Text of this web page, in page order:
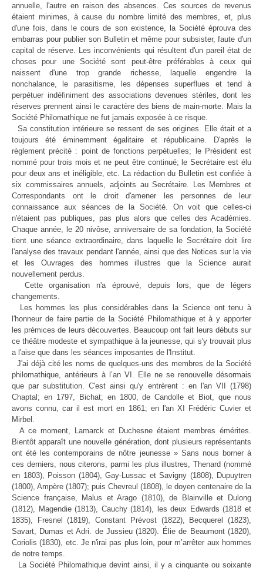
annuelle, l'autre en raison des absences. Ces sources de revenus
étaient minimes, à cause du nombre limité des membres, et, plus
d'une fois, dans le cours de son existence, la Société éprouva des
embarras pour publier son Bulletin et même pour subsister, faute d'un
capital de réserve. Les inconvénients qui résultent d'un pareil état de
choses pour une Société sont peut-être préférables à ceux qui
naissent d'une trop grande richesse, laquelle engendre la
nonchalance, le parasitisme, les dépenses superflues et tend à
perpétuer indéfiniment des associations devenues stériles, dont les
réserves prennent ainsi le caractère des biens de main-morte. Mais la
Société Philomathique ne fut jamais exposée à ce risque.
Sa constitution intérieure se ressent de ses origines. Elle était et a
toujours été éminemment égalitaire et républicaine. D'après le
règlement précité : point de fonctions perpétuelles; le Président est
nommé pour trois mois et ne peut être continué; le Secrétaire est élu
pour deux ans et inéligible, etc. La rédaction du Bulletin est confiée à
six commissaires annuels, adjoints au Secrétaire. Les Membres et
Correspondants ont le droit d'amener les personnes de leur
connaissance aux séances de la Société. On voit que celles-ci
n'étaient pas publiques, pas plus alors que celles des Académies.
Chaque année, le 20 nivôse, anniversaire de sa fondation, la Société
tient une séance extraordinaire, dans laquelle le Secrétaire doit lire
l'analyse des travaux pendant l'année, ainsi que des Notices sur la vie
et les Ouvrages des hommes illustres que la Science aurait
nouvellement perdus.
Cette organisation n'a éprouvé, depuis lors, que de légers
changements.
Les hommes les plus considérables dans la Science ont tenu à
l'honneur de faire partie de la Société Philomathique et à y apporter
les prémices de leurs découvertes. Beaucoup ont fait leurs débuts sur
ce théâtre modeste et sympathique à la jeunesse, qui s'y trouvait plus
a l'aise que dans les séances imposantes de l'Institut.
J'ai déjà cité les noms de quelques-uns des membres de la Société
philomathique, antérieurs à l’an VI. Elle ne se renouvelle désormais
que par substitution. C'est ainsi qu'y entrèrent : en l'an VII (1798)
Chaptal; en 1797, Bichat; en 1800, de Candolle et Biot, que nous
avons connu, car il est mort en 1861; en l'an XI Frédéric Cuvier et
Mirbel.
A ce moment, Lamarck et Duchesne étaient membres émérites.
Bientôt apparaît une nouvelle génération, dont plusieurs représentants
ont été les contemporains de nôtre jeunesse » Sans nous borner à
ces derniers, nous citerons, parmi les plus illustres, Thenard (nommé
en 1803), Poisson (1804), Gay-Lussac et Savigny (1808), Dupuytren
(1800), Ampère (1807); puis Chevreul (1808), le doyen centenaire de la
Science française, Malus et Arago (1810), de Blainville et Dulong
(1812), Magendie (1813), Cauchy (1814), les deux Edwards (1818 et
1835), Fresnel (1819), Constant Prévost (1822), Becquerel (1823),
Savart, Dumas et Adri. de Jussieu (1820). Élie de Beaumont (1820),
Coriolis (1830), etc. Je n'irai pas plus loin, pour m’arrêter aux hommes
de notre temps.
La Société Philomathique devint ainsi, il y a cinquante ou soixante